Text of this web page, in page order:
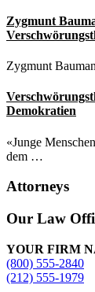
Zygmunt
Zygmunt
Demokratien
«Junge
dem …
Attorneys
Site
Footer
Our Law
YOUR FIRM
(800) 555-2840
(212) 555-1979